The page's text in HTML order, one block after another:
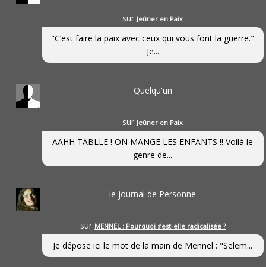
sur Jeûner en Paix
"C’est faire la paix avec ceux qui vous font la guerre."
Je...
Quelqu'un
sur Jeûner en Paix
AAHH TABLLE ! ON MANGE LES ENFANTS !! Voilà le
genre de...
le journal de Personne
sur MENNEL : Pourquoi s’est-elle radicalisée ?
Je dépose ici le mot de la main de Mennel : "Selem...